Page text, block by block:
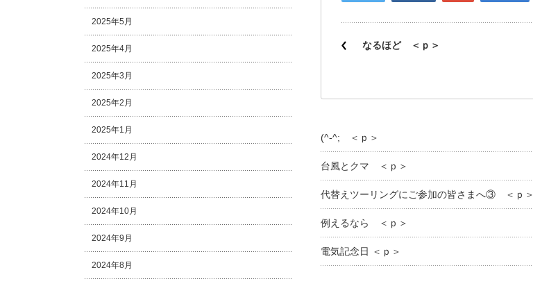
なるほど ＜ｐ＞
(^-^; ＜ｐ＞
台風とクマ ＜ｐ＞
代替えツーリングにご参加の皆さまへ③ ＜ｐ＞
例えるなら ＜ｐ＞
電気記念日 ＜ｐ＞
2025年5月
2025年4月
2025年3月
2025年2月
2025年1月
2024年12月
2024年11月
2024年10月
2024年9月
2024年8月